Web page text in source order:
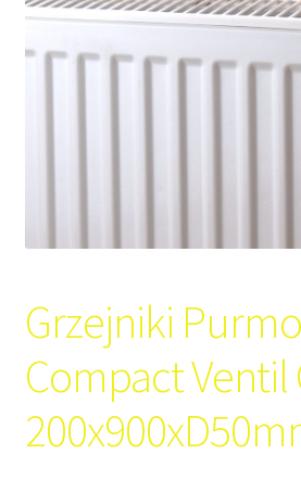
Grzejniki Purmo
Compact Ventil